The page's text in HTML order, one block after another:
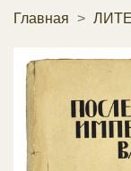
Главная